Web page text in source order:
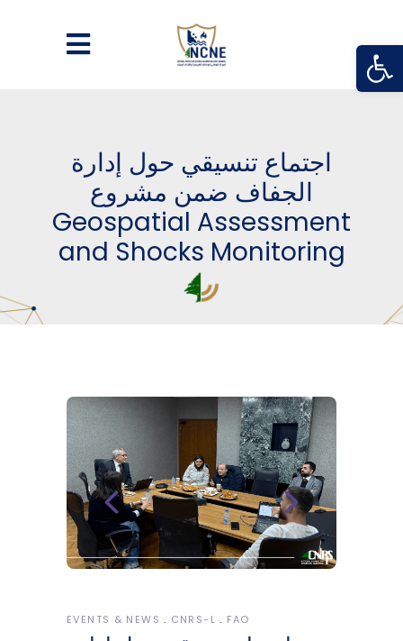
اجتماع تنسيقي حول إدارة
الجفاف ضمن مشروع
Geospatial Assessment
and Shocks Monitoring
EVENTS & NEWS CNRS-L FAO